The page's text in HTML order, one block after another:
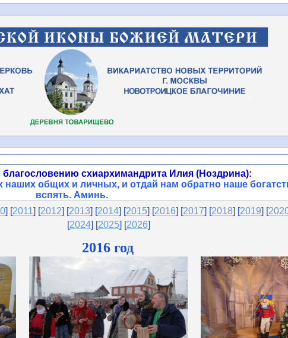
схиархимандрита Илия (Ноздрина):
общих и личных, и отдай нам обратно наше
вспять. Аминь.
] [2011] [2012] [2013] [2014] [2015] [2016] [2017] [2018] [2019] [
[2024] [2025] [2026]
2016 год